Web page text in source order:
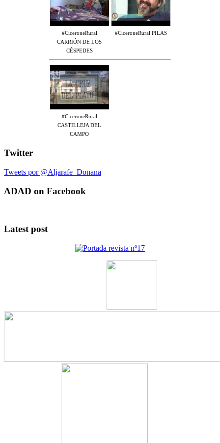
#CiceroneRural
CARRIÓN DE LOS
CÉSPEDES
#CiceroneRural PILAS
#CiceroneRural
CASTILLEJA DEL
CAMPO
Twitter
Tweets por @Aljarafe_Donana
ADAD on Facebook
Latest post